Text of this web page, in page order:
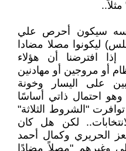
سيكون أحرص علي
ليكونوا مصلا مضادا
افترضنا أن هؤلاء
أو مروجين أو مهادنين
على اليسار وخونة
احتمال ذاتي أساسًا
"الشروط الثلاثة"
لكن هل كان
الحريري وكمال أحمد
وغيرهم "مصلاً مضادًا